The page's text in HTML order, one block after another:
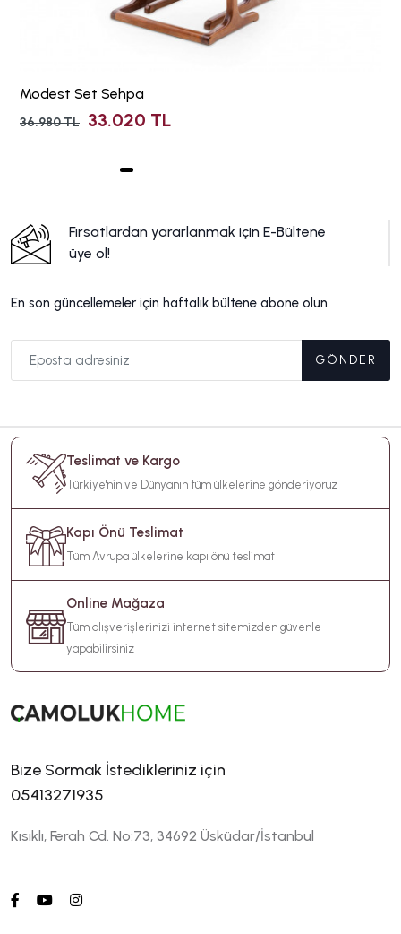
Modest Set Sehpa
36.980 TL 33.020 TL
Fırsatlardan yararlanmak için E-Bültene
üye ol!
En son güncellemeler için haftalık bültene abone olun
GÖNDER
Teslimat ve Kargo
Türkiye'nin ve Dünyanın tüm ülkelerine gönderiyoruz
Kapı Önü Teslimat
Tüm Avrupa ülkelerine kapı önü teslimat
Online Mağaza
Tüm alışverişlerinizi internet sitemizden güvenle
yapabilirsiniz
Bize Sormak İstedikleriniz için
05413271935
Kısıklı, Ferah Cd. No:73, 34692 Üsküdar/İstanbul